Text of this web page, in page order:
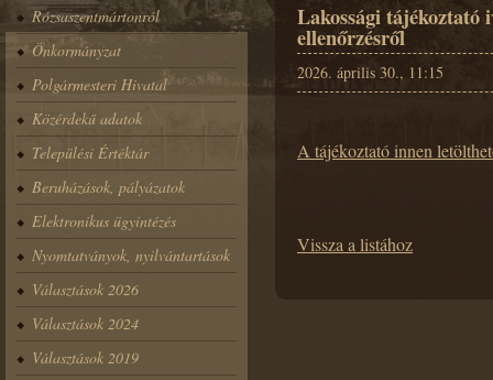
Rózsaszentmártonról
Önkormányzat
Polgármesteri Hivatal
Közérdekű adatok
Települési Értéktár
Beruházások, pályázatok
Elektronikus ügyintézés
Nyomtatványok, nyilvántartások
Választások 2026
Választások 2024
Választások 2019
Lakossági tájékoztató
ellenőrzésről
2026. április 30., 11:15
A tájékoztató innen
Vissza a listához